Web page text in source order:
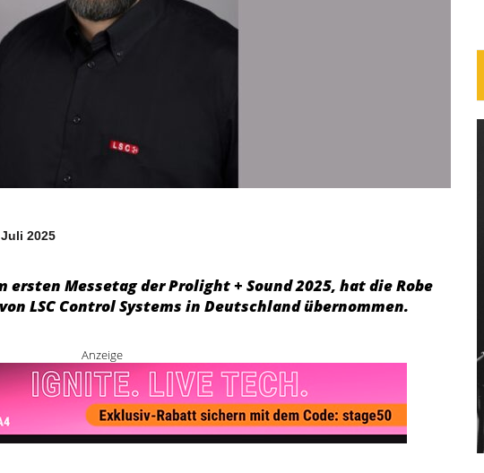
2025
Messetag der Prolight + Sound 2025, hat die Robe
LSC Control Systems in Deutschland übernommen.
Anzeige